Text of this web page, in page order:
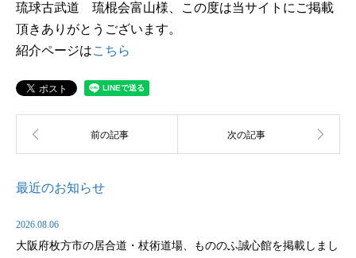
琉球古武道 琉棍会富山様、この度は当サイトにご掲載
頂きありがとうございます。
紹介ページはこちら
最近のお知らせ
2026.08.06
大阪府枚方市の居合道・杖術道場、もののふ誠心館を掲載しまし